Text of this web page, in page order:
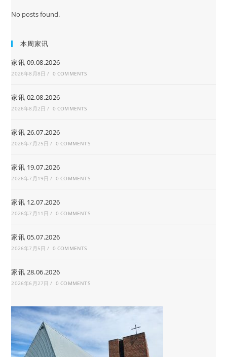
No posts found.
本周家讯
家讯 09.08.2026
2026年8月8日 / 0 COMMENTS
家讯 02.08.2026
2026年8月2日 / 0 COMMENTS
家讯 26.07.2026
2026年7月25日 / 0 COMMENTS
家讯 19.07.2026
2026年7月19日 / 0 COMMENTS
家讯 12.07.2026
2026年7月11日 / 0 COMMENTS
家讯 05.07.2026
2026年7月5日 / 0 COMMENTS
家讯 28.06.2026
2026年6月27日 / 0 COMMENTS